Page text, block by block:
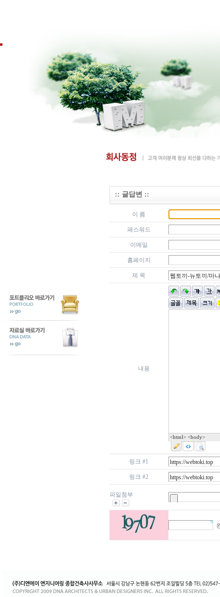
:: 글답변 ::
이 름
패스워드
이메일
홈페이지
제 목
내용
<html> <body>
링크 #1
링크 #2
파일첨부